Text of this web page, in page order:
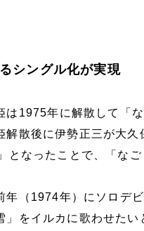
シングル化が実現
は1975年に解散して「
解散後に伊勢正三が大
となったことで、「な
年（1974年）にソロデ
」をイルカに歌わせた